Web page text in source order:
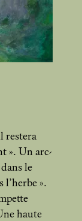
restera
». Un arc-
le
l’herbe ».
haute